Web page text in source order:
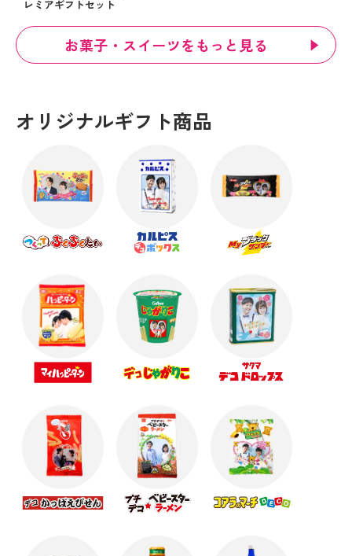
レミアギフトセット
お菓子・スイーツをもっと見る
オリジナルギフト商品